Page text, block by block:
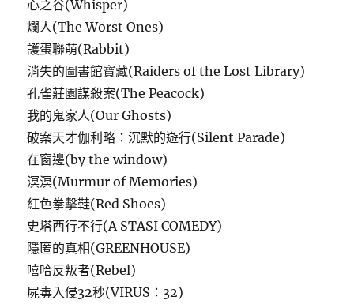
心之谷(Whisper)
爛人(The Worst Ones)
護蛋聯萌(Rabbit)
消失的圖書館寶藏(Raiders of the Lost Library)
孔雀莊園謀殺案(The Peacock)
我的鬼家人(Our Ghosts)
破案天才伽利略：沉默的遊行(Silent Parade)
在窗邊(by the window)
溟溟(Murmur of Memories)
紅色拳擊鞋(Red Shoes)
史塔西行不行(A STASI COMEDY)
隱匿的真相(GREENHOUSE)
嘻哈反叛者(Rebel)
屍毒入侵32秒(VIRUS：32)